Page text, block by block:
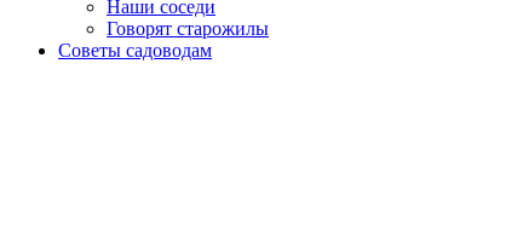
Наши соседи
Говорят старожилы
Советы садоводам